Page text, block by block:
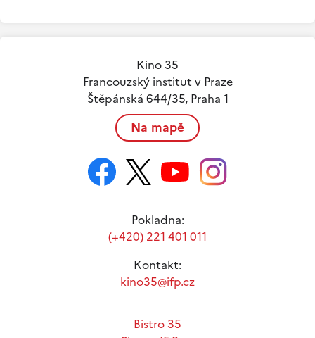
Kino 35
Francouzský institut v Praze
Štěpánská 644/35, Praha 1
Na mapě
Pokladna:
(+420) 221 401 011
Kontakt:
kino35@ifp.cz
Bistro 35